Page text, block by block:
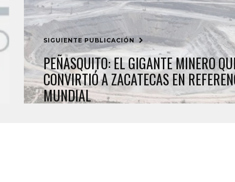
SIGUIENTE PUBLICACIÓN
PEÑASQUITO: EL GIGANTE MINERO
CONVIRTIÓ A ZACATECAS EN
MUNDIAL